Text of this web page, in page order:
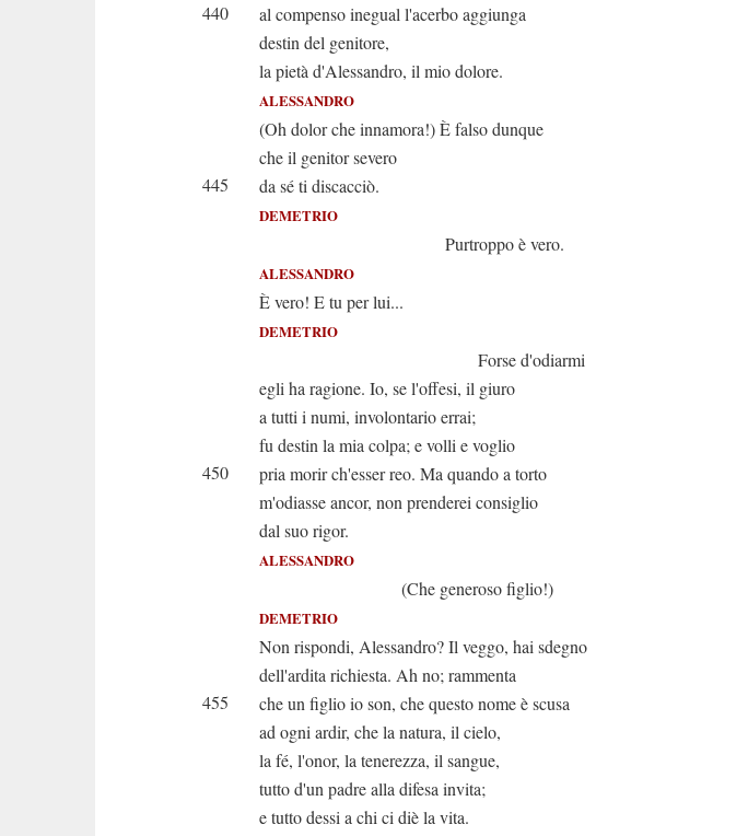
440
al compenso inegual l'acerbo aggiunga
destin del genitore,
la pietà d'Alessandro, il mio dolore.
ALESSANDRO
(Oh dolor che innamora!) È falso dunque
che il genitor severo
445
da sé ti discacciò.
DEMETRIO
Purtroppo è vero.
ALESSANDRO
È vero! E tu per lui...
DEMETRIO
Forse d'odiarmi
egli ha ragione. Io, se l'offesi, il giuro
a tutti i numi, involontario errai;
fu destin la mia colpa; e volli e voglio
450
pria morir ch'esser reo. Ma quando a torto
m'odiasse ancor, non prenderei consiglio
dal suo rigor.
ALESSANDRO
(Che generoso figlio!)
DEMETRIO
Non rispondi, Alessandro? Il veggo, hai sdegno
dell'ardita richiesta. Ah no; rammenta
455
che un figlio io son, che questo nome è scusa
ad ogni ardir, che la natura, il cielo,
la fé, l'onor, la tenerezza, il sangue,
tutto d'un padre alla difesa invita;
e tutto dessi a chi ci diè la vita.